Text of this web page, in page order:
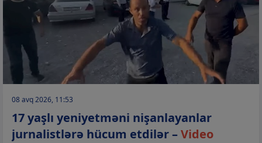
08 avq 2026, 11:53
17 yaşlı yeniyetməni nişanlayanlar
jurnalistlərə hücum etdilər –Video